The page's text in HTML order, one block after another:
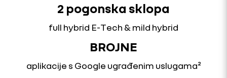
2 pogonska sklopa
full hybrid E-Tech & mild hybrid
BROJNE
aplikacije s Google ugrađenim uslugama²